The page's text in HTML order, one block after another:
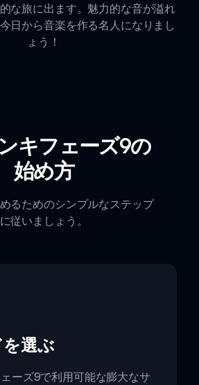
な旅に出ます。魅力的な音が溢れ
日から音楽を作る名人になりまし
ょう！
キフェーズ9の
始め方
るためのシンプルなステップ
に従いましょう。
選ぶ
ーズ9で利用可能な膨大なサ